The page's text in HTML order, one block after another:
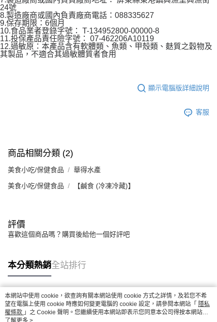
24號
8.製造廠商或國內負責廠商電話：088335627
9.保存期限：6個月
10.食品業者登錄字號： T-134952800-00000-8
11.投保產品責任險字號： 07-462206A10119
12.過敏原：本產品含有軟體類、魚類、甲殼類、麩質之穀物及
其製品，不適合其過敏體質者食用
顯示電腦版詳細說明
客服
商品相關分類 (2)
美食小吃/保健食品 華得水產
美食小吃/保健食品 【鹹食 (冷凍冷藏)】
評價
喜歡這個商品嗎？購買後給他一個好評吧
本分類熱銷全站排行
熱門標籤
本網站中使用 cookie，欲查詢有關本網站使用 cookie 方式之詳情，及若您不希
望在電腦上使用 cookie 時應如何變更電腦的 cookie 設定，請參閱本網站「 隱私
權條款 」之 Cookie 聲明。您繼續使用本網站即表示您同意本公司得按本網站使
用條款之 Cookie 聲明使用 cookie。
了解更多 >